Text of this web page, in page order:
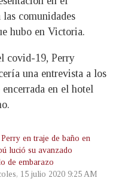
comunidades
hubo en Victoria.
covid-19, Perry
una entrevista a los
en el hotel
en traje de baño en
lució su avanzado
de embarazo
15 julio 2020 9:25 AM